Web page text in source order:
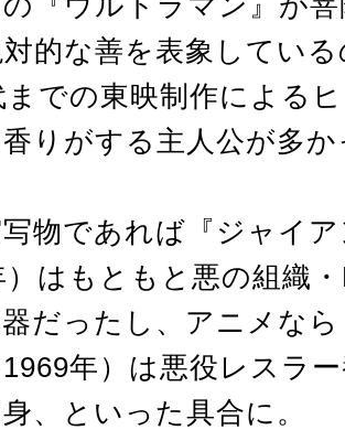
的な善を表象してい
までの東映制作による
りがする主人公が多
物であれば『ジャイ
）はもともと悪の組織
だったし、アニメな
年）は悪役レスラ
、といった具合に。